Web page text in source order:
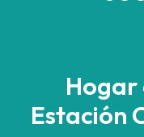
Hogar
Estación